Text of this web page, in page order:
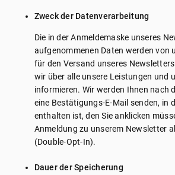
Zweck der Datenverarbeitung
Die in der Anmeldemaske unseres
aufgenommenen Daten werden von
für den Versand unseres
wir über alle unsere Leistungen und
informieren. Wir werden Ihnen nach
eine Bestätigungs-E-Mail senden, in
enthalten ist, den Sie anklicken
Anmeldung zu unserem Newsletter
(Double-Opt-In).
Dauer der Speicherung